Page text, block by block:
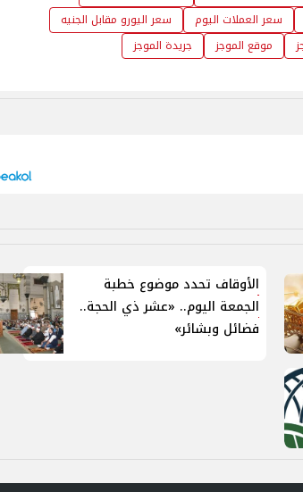
سعر العملات اليوم
سعر اليورو مقابل الجنيه
موقع الموجز جريدة الموجز
الأوقاف تحدد موضوع خطبة
الجمعة اليوم.. «عشر ذي الحجة..
فضائل وبشائر»